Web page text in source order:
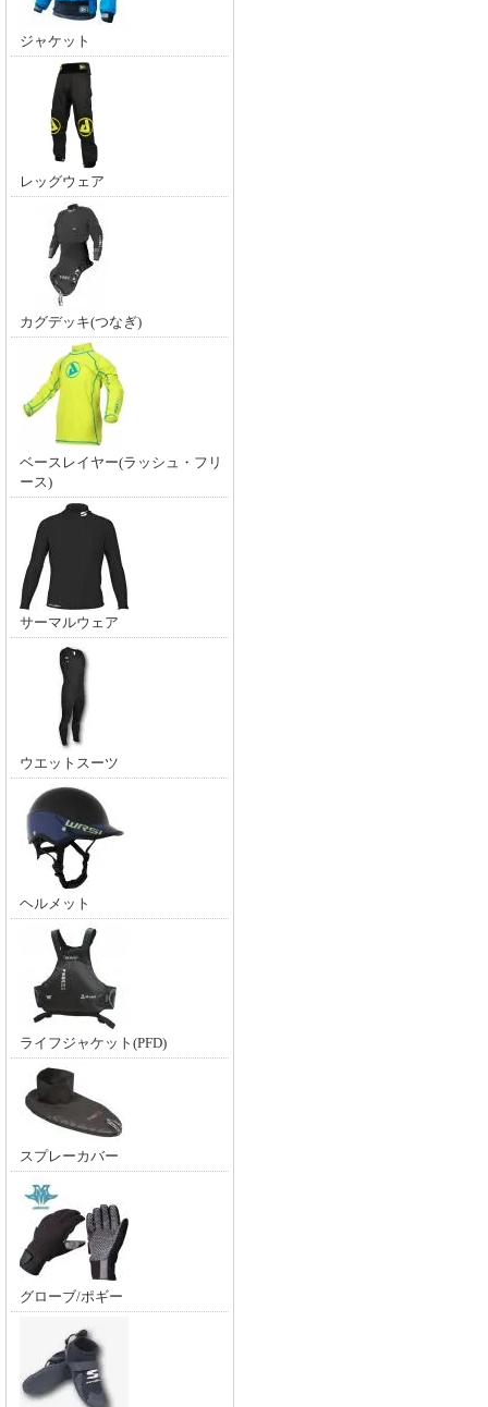
ジャケット
レッグウェア
カグデッキ(つなぎ)
ベースレイヤー(ラッシュ・フリ
ース)
サーマルウェア
ウエットスーツ
ヘルメット
ライフジャケット(PFD)
スプレーカバー
グローブ/ポギー